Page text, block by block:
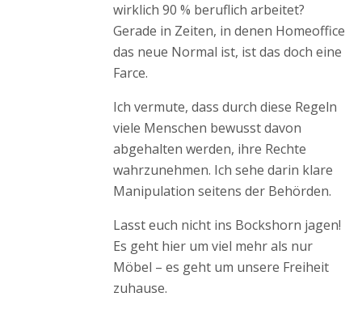
wirklich 90 % beruflich arbeitet?
Gerade in Zeiten, in denen Homeoffice
das neue Normal ist, ist das doch eine
Farce.
Ich vermute, dass durch diese Regeln
viele Menschen bewusst davon
abgehalten werden, ihre Rechte
wahrzunehmen. Ich sehe darin klare
Manipulation seitens der Behörden.
Lasst euch nicht ins Bockshorn jagen!
Es geht hier um viel mehr als nur
Möbel – es geht um unsere Freiheit
zuhause.